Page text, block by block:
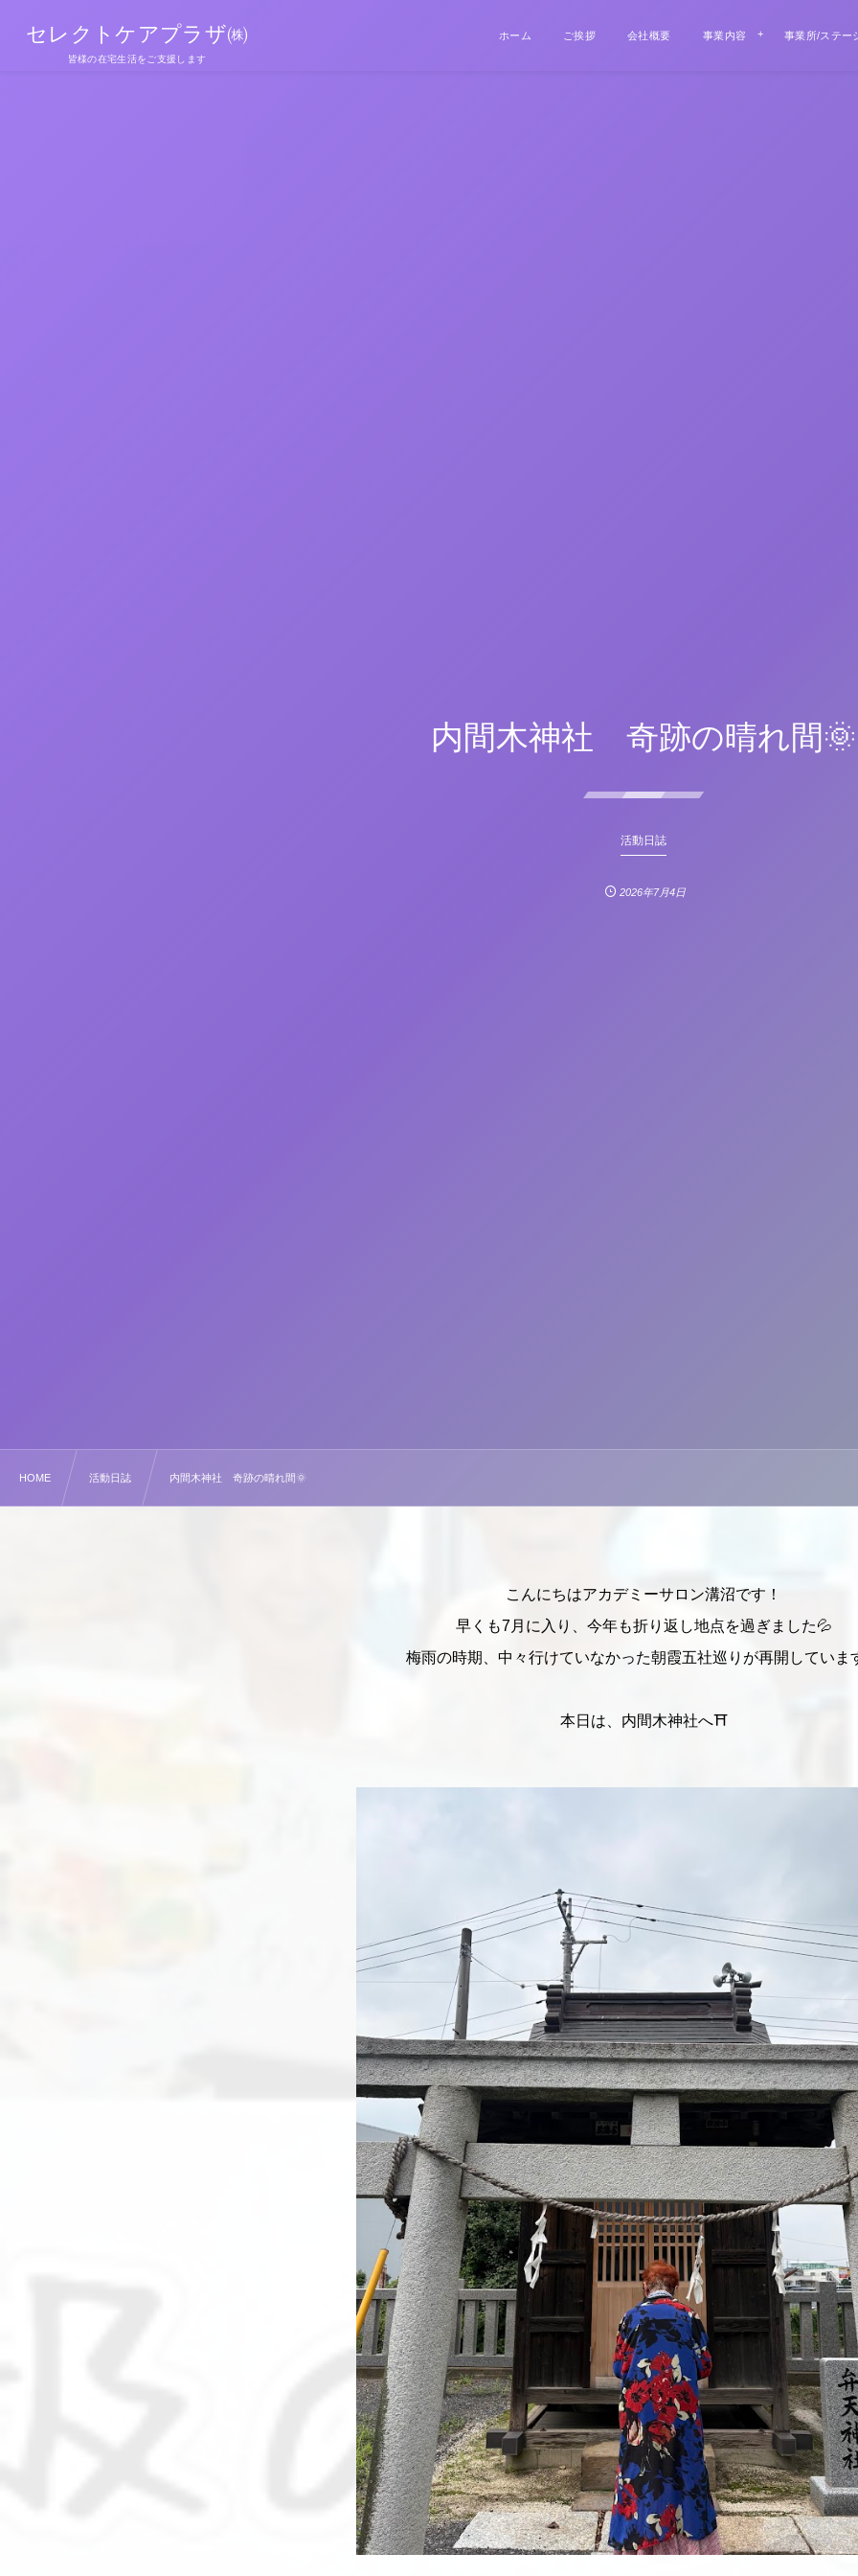
セレクトケアプラザ㈱
皆様の在宅生活をご支援します
ホーム ご挨拶 会社概要 事業内容 事業所/ステー
内間木神社 奇跡の晴れ間🌞
活動日誌
2026年7月4日
HOME 活動日誌 内間木神社 奇跡の晴れ間🌞
こんにちはアカデミーサロン溝沼です！
早くも7月に入り、今年も折り返し地点を過ぎました💦
梅雨の時期、中々行けていなかった朝霞五社巡りが再開していま
本日は、内間木神社へ⛩️